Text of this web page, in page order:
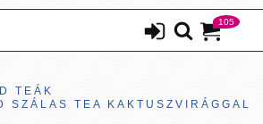
105
TEÁK
SZÁLAS TEA KAKTUSZVIRÁGGAL